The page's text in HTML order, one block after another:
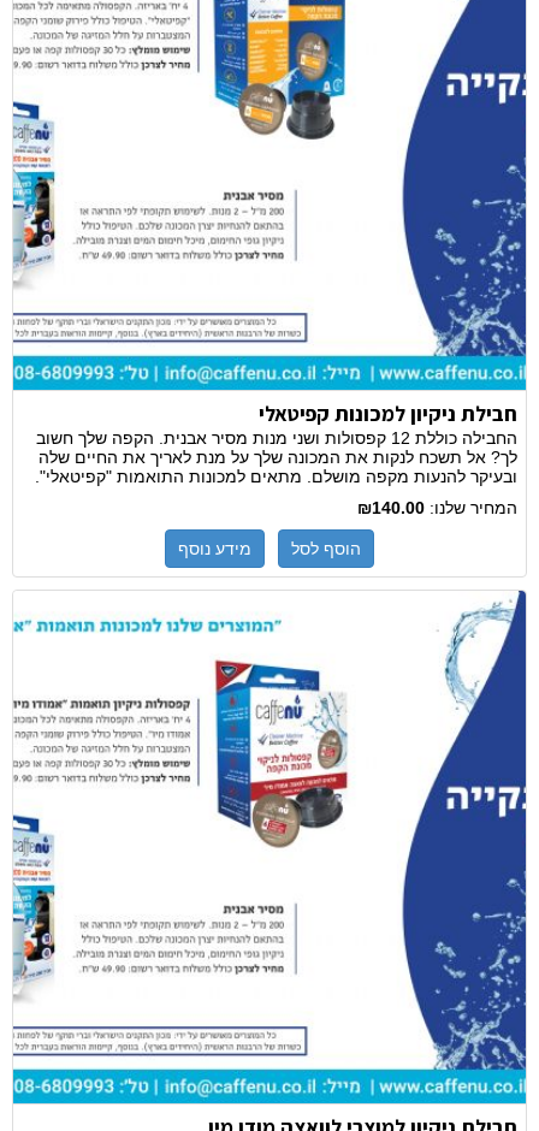
חבילת ניקיון למכונות קפיטאלי
החבילה כוללת 12 קפסולות ושני מנות מסיר אבנית. הקפה שלך חשוב
לך? אל תשכח לנקות את המכונה שלך על מנת לאריך את החיים שלה
ובעיקר להנעות מקפה מושלם. מתאים למכונות התואמות "קפיטאלי".
המחיר שלנו: ₪140.00
הוסף לסל מידע נוסף